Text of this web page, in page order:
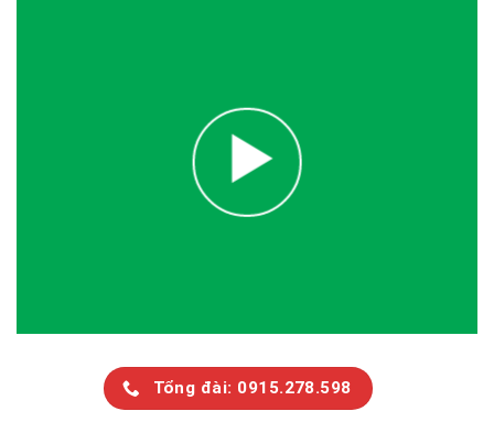
Tổng đài: 0915.278.598